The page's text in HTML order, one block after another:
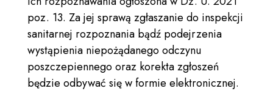
poz. 13. Za jej sprawą zgłaszanie do inspekcji
sanitarnej rozpoznania bądź podejrzenia
wystąpienia niepożądanego odczynu
poszczepiennego oraz korekta zgłoszeń
będzie odbywać się w formie elektronicznej.